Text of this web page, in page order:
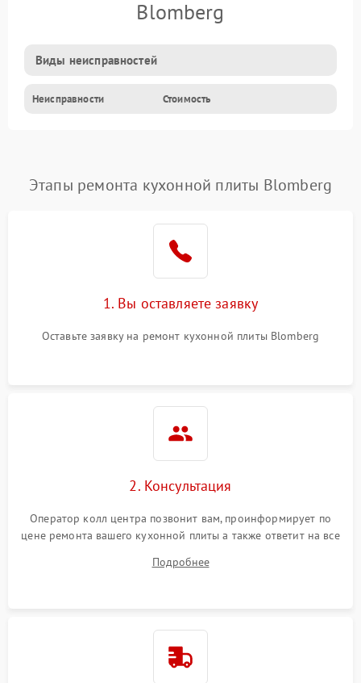
Blomberg
Виды неисправностей
Неисправности Стоимость
Этапы ремонта кухонной плиты Blomberg
1. Вы оставляете заявку
Оставьте заявку на ремонт кухонной плиты Blomberg
2. Консультация
Оператор колл центра позвонит вам, проинформирует по
цене ремонта вашего кухонной плиты а также ответит на все
Подробнее